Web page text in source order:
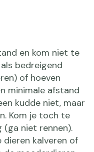
en kom niet te
bedreigend
of hoeven
minimale afstand
kudde niet, maar
Kom je toch te
niet rennen).
kalveren of